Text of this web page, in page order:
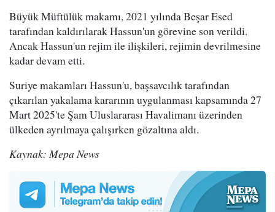
Büyük Müftülük makamı, 2021 yılında Beşar Esed
tarafından kaldırılarak Hassun'un görevine son verildi.
Ancak Hassun'un rejim ile ilişkileri, rejimin devrilmesine
kadar devam etti.
Suriye makamları Hassun'u, başsavcılık tarafından
çıkarılan yakalama kararının uygulanması kapsamında 27
Mart 2025'te Şam Uluslararası Havalimanı üzerinden
ülkeden ayrılmaya çalışırken gözaltına aldı.
Kaynak: Mepa News